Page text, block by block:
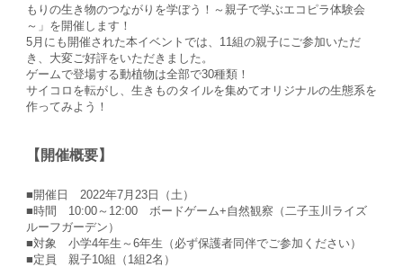
もりの生き物のつながりを学ぼう！～親子で学ぶエコピラ体験会
～」を開催します！
5月にも開催された本イベントでは、11組の親子にご参加いただ
き、大変ご好評をいただきました。
ゲームで登場する動植物は全部で30種類！
サイコロを転がし、生きものタイルを集めてオリジナルの生態系を
作ってみよう！
【開催概要】
■開催日 2022年7月23日（土）
■時間 10:00～12:00 ボードゲーム+自然観察（二子玉川ライズ
ルーフガーデン）
■対象 小学4年生～6年生（必ず保護者同伴でご参加ください）
■定員 親子10組（1組2名）